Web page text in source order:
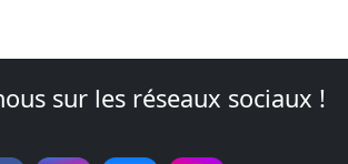
sur les réseaux sociaux !